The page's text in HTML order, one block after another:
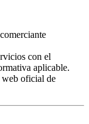
con el
aplicable.
web oficial de